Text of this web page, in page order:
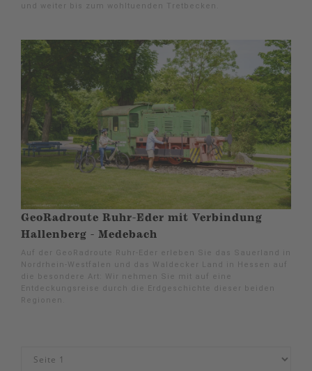
und weiter bis zum wohltuenden Tretbecken.
GeoRadroute Ruhr-Eder mit Verbindung
Hallenberg - Medebach
Auf der GeoRadroute Ruhr-Eder erleben Sie das Sauerland in
Nordrhein-Westfalen und das Waldecker Land in Hessen auf
die besondere Art: Wir nehmen Sie mit auf eine
Entdeckungsreise durch die Erdgeschichte dieser beiden
Regionen.